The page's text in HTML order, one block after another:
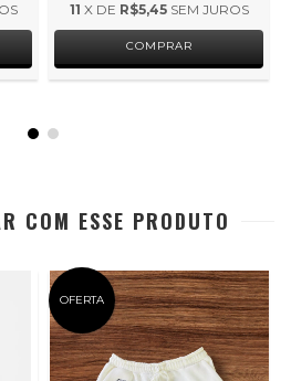
11 X DE R$5,45 SEM JUROS
COMPRAR
COM ESSE PRODUTO
OFERTA